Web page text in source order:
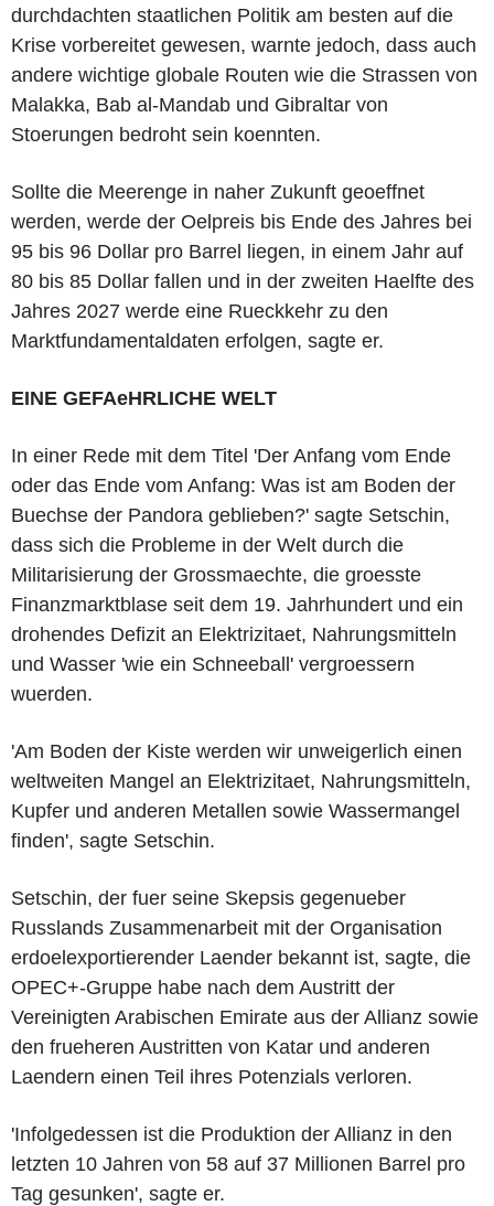
durchdachten staatlichen Politik am besten auf die
Krise vorbereitet gewesen, warnte jedoch, dass auch
andere wichtige globale Routen wie die Strassen von
Malakka, Bab al-Mandab und Gibraltar von
Stoerungen bedroht sein koennten.
Sollte die Meerenge in naher Zukunft geoeffnet
werden, werde der Oelpreis bis Ende des Jahres bei
95 bis 96 Dollar pro Barrel liegen, in einem Jahr auf
80 bis 85 Dollar fallen und in der zweiten Haelfte des
Jahres 2027 werde eine Rueckkehr zu den
Marktfundamentaldaten erfolgen, sagte er.
EINE GEFAeHRLICHE WELT
In einer Rede mit dem Titel 'Der Anfang vom Ende
oder das Ende vom Anfang: Was ist am Boden der
Buechse der Pandora geblieben?' sagte Setschin,
dass sich die Probleme in der Welt durch die
Militarisierung der Grossmaechte, die groesste
Finanzmarktblase seit dem 19. Jahrhundert und ein
drohendes Defizit an Elektrizitaet, Nahrungsmitteln
und Wasser 'wie ein Schneeball' vergroessern
wuerden.
'Am Boden der Kiste werden wir unweigerlich einen
weltweiten Mangel an Elektrizitaet, Nahrungsmitteln,
Kupfer und anderen Metallen sowie Wassermangel
finden', sagte Setschin.
Setschin, der fuer seine Skepsis gegenueber
Russlands Zusammenarbeit mit der Organisation
erdoelexportierender Laender bekannt ist, sagte, die
OPEC+-Gruppe habe nach dem Austritt der
Vereinigten Arabischen Emirate aus der Allianz sowie
den frueheren Austritten von Katar und anderen
Laendern einen Teil ihres Potenzials verloren.
'Infolgedessen ist die Produktion der Allianz in den
letzten 10 Jahren von 58 auf 37 Millionen Barrel pro
Tag gesunken', sagte er.